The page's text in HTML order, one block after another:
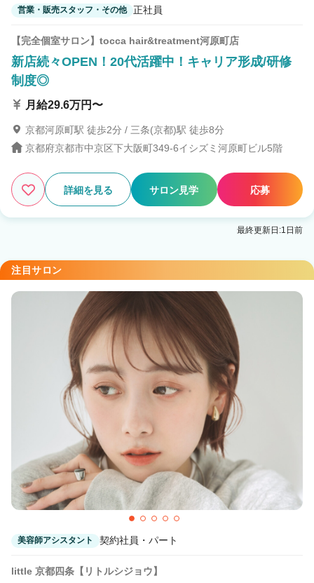
営業・販売スタッフ・その他 正社員
【完全個室サロン】tocca hair&treatment河原町店
新店続々OPEN！20代活躍中！キャリア形成/研修
制度◎
月給29.6万円〜
京都河原町駅 徒歩2分 / 三条(京都)駅 徒歩8分
京都府京都市中京区下大阪町349-6イシズミ河原町ビル5階
詳細を見る サロン見学 応募
最終更新日:1日前
注目サロン
美容師アシスタント 契約社員・パート
little 京都四条【リトルシジョウ】